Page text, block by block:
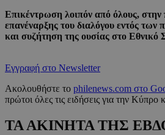
Επικέντρωση λοιπόν από όλους, στην
επανέναρξης του διαλόγου εντός
και συζήτηση της ουσίας στο Εθνικό
Εγγραφή στο Newsletter
Ακολουθήστε το philenews.com στο
πρώτοι όλες τις ειδήσεις για την Κύπρο
ΤΑ ΑΚΙΝΗΤΑ ΤΗΣ